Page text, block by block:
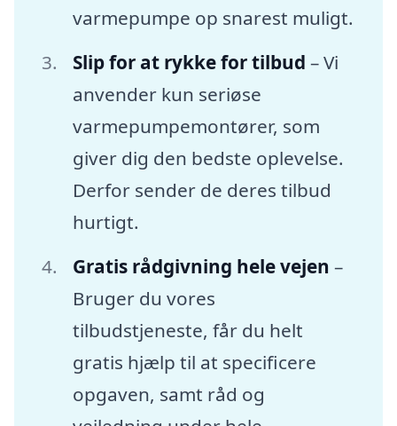
varmepumpe op snarest muligt.
Slip for at rykke for tilbud – Vi
anvender kun seriøse
varmepumpemontører, som
giver dig den bedste oplevelse.
Derfor sender de deres tilbud
hurtigt.
Gratis rådgivning hele vejen –
Bruger du vores
tilbudstjeneste, får du helt
gratis hjælp til at specificere
opgaven, samt råd og